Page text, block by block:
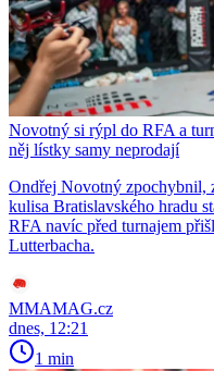
Novotný si rýpl do RFA a
něj lístky samy neprodají
Ondřej Novotný zpochybnil,
kulisa Bratislavského hradu
RFA navíc před turnajem
Lutterbacha.
MMAMAG.cz
dnes, 12:21
1 min